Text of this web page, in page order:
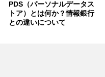
PDS（パーソナルデータス
トア）とは何か？情報銀行
との違いについて